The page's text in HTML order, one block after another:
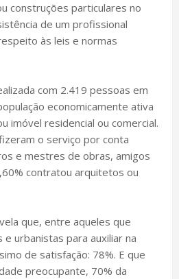
construções particulares no
de um profissional
às leis e normas
com 2.419 pessoas em
economicamente ativa
imóvel residencial ou comercial.
o serviço por conta
e mestres de obras, amigos
contratou arquitetos ou
que, entre aqueles que
urbanistas para auxiliar na
de satisfação: 78%. E que
preocupante, 70% da